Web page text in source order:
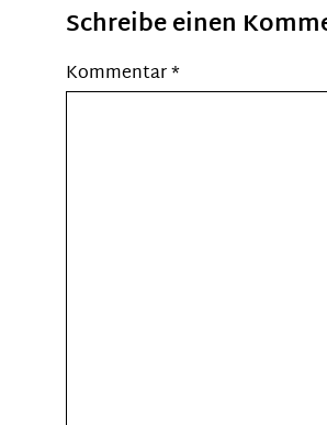
Schreibe einen
Kommentar*